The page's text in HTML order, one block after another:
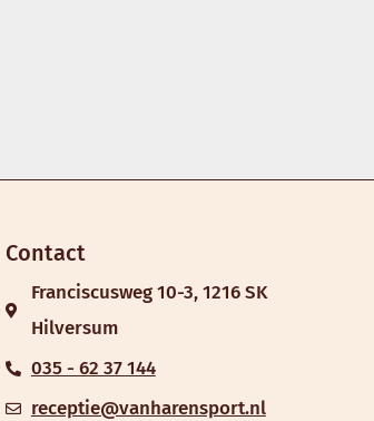
Contact
Franciscusweg 10-3, 1216 SK
Hilversum
035 - 62 37 144
receptie@vanharensport.nl